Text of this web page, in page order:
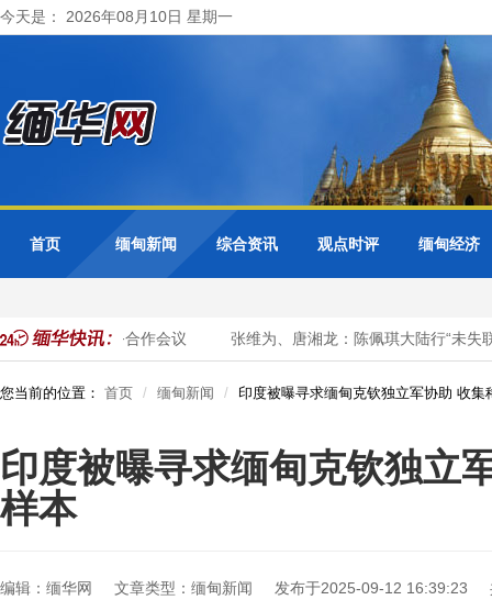
今天是： 2026年08月10日 星期一
首页 缅甸新闻 综合资讯 观点时评 缅甸经济
+3公务员事务合作会议 张维为、唐湘龙：陈佩琪大陆行“未失
您当前的位置： 首页 缅甸新闻 印度被曝寻求缅甸克钦独立军协助 收集
印度被曝寻求缅甸克钦独立
样本
编辑：缅华网 文章类型：缅甸新闻 发布于2025-09-12 16:39:23